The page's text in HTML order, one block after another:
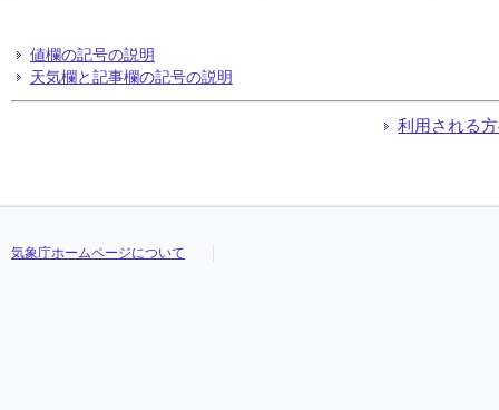
値欄の記号の説明
天気欄と記事欄の記号の説明
利用される
気象庁ホームページについて